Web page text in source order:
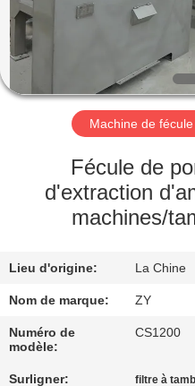
AU
SUJET
DES
USA
VISITE
D'USINE
DE
QUALITÉ
Machine de
Fécule de
d'extraction
machines/
Lieu d'origine: La Chine
Nom de marque: ZY
Numéro de
modèle:
CS1200
Surligner: filtre à